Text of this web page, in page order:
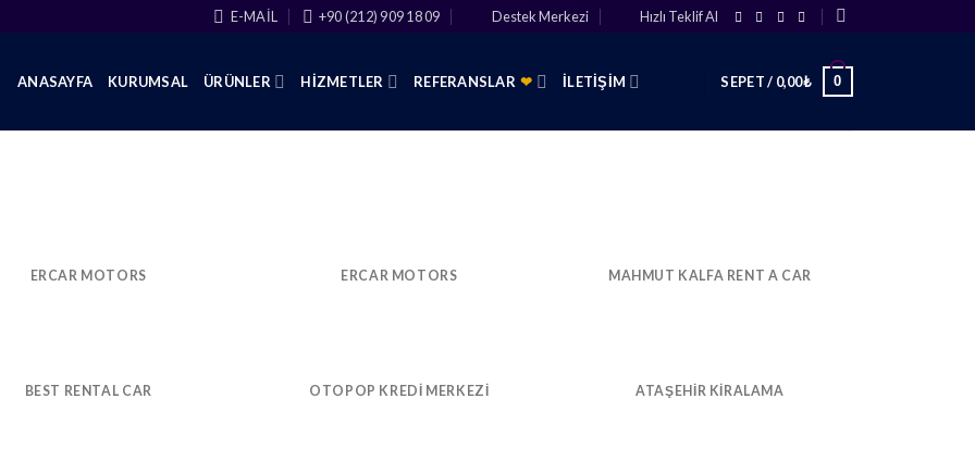
E-MAIL +90 (212) 909 18 09 Destek Merkezi Hızlı Teklif Al
ANASAYFA KURUMSAL ÜRÜNLER HIZMETLER REFERANSLAR❤ İLETIŞIM SEPET / 0,00₺ 0
ERCAR MOTORS ERCAR MOTORS MAHMUT KALFA RENT A CAR
BEST RENTAL CAR OTOPOP KREDI MERKEZI ATAŞEHIR KIRALAMA